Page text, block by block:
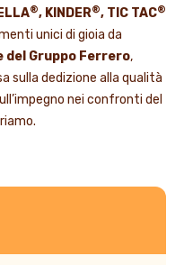
®, KINDER®, TIC TAC®
unici di gioia da
Gruppo Ferrero,
sulla dedizione alla qualità
nei confronti del